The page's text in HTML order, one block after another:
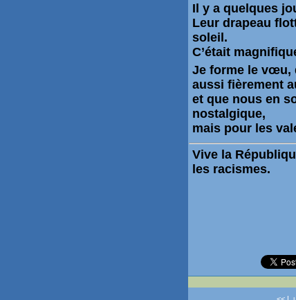
Il y a quelques
Leur drapeau
soleil.
C’était
Je forme le vœu,
aussi fièrement
et que nous en
nostalgique,
mais pour les
Vive la
les racismes.